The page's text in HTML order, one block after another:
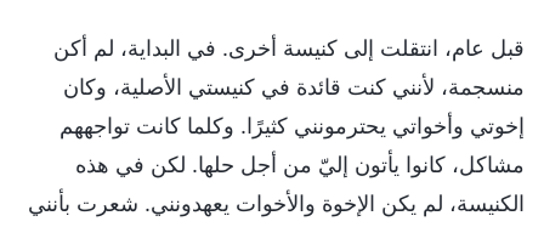
قبل عام، انتقلت إلى كنيسة أخرى. في البداية، لم أكن
منسجمة، لأنني كنت قائدة في كنيستي الأصلية، وكان
إخوتي وأخواتي يحترمونني كثيرًا. وكلما كانت تواجههم
مشاكل، كانوا يأتون إليّ من أجل حلها. لكن في هذه
الكنيسة، لم يكن الإخوة والأخوات يعهدونني. شعرت بأنني